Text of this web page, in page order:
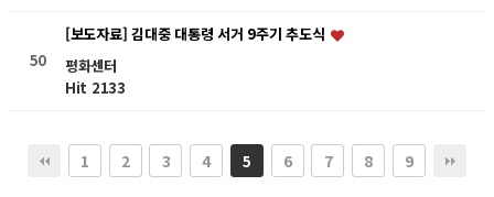
50
[보도자료] 김대중 대통령 서거 9주기 추도식
평화센터
Hit 2133
1 2 3 4 5 6 7 8 9